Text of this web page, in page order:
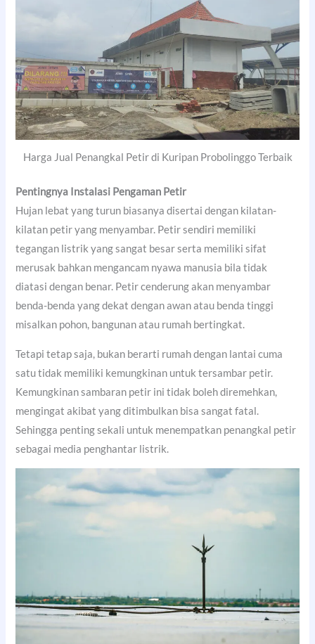
Harga Jual Penangkal Petir di Kuripan Probolinggo Terbaik
Pentingnya Instalasi Pengaman Petir
Hujan lebat yang turun biasanya disertai dengan kilatan-
kilatan petir yang menyambar. Petir sendiri memiliki
tegangan listrik yang sangat besar serta memiliki sifat
merusak bahkan mengancam nyawa manusia bila tidak
diatasi dengan benar. Petir cenderung akan menyambar
benda-benda yang dekat dengan awan atau benda tinggi
misalkan pohon, bangunan atau rumah bertingkat.
Tetapi tetap saja, bukan berarti rumah dengan lantai cuma
satu tidak memiliki kemungkinan untuk tersambar petir.
Kemungkinan sambaran petir ini tidak boleh diremehkan,
mengingat akibat yang ditimbulkan bisa sangat fatal.
Sehingga penting sekali untuk menempatkan penangkal petir
sebagai media penghantar listrik.